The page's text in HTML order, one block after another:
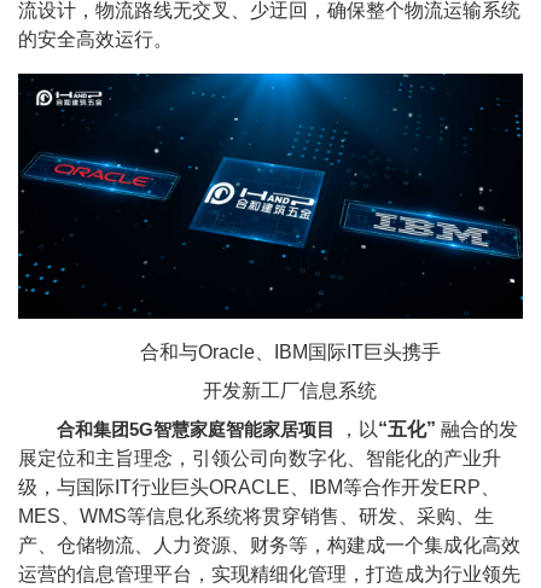
流设计，物流路线无交叉、少迂回，确保整个物流运输系统
的安全高效运行。
合和与Oracle、IBM国际IT巨头携手
开发新工厂信息系统
合和集团5G智慧家庭智能家居项目
，以“五化” 融合的发
展定位和主旨理念，引领公司向数字化、智能化的产业升
级，与国际IT行业巨头ORACLE、IBM等合作开发ERP、
MES、WMS等信息化系统将贯穿销售、研发、采购、生
产、仓储物流、人力资源、财务等，构建成一个集成化高效
运营的信息管理平台，实现精细化管理，打造成为行业领先